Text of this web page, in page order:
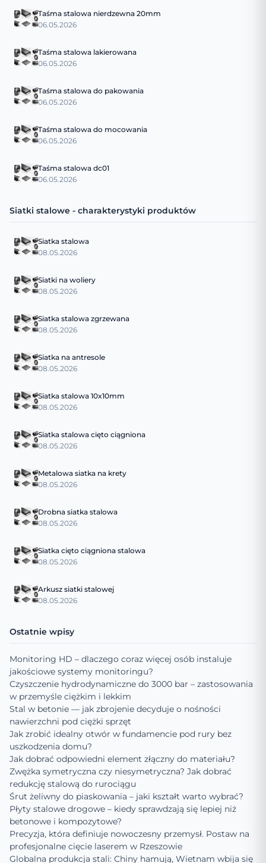
Taśma stalowa nierdzewna 20mm
06.05.2026
Taśma stalowa lakierowana
06.05.2026
Taśma stalowa do pakowania
06.05.2026
Taśma stalowa do mocowania
06.05.2026
Taśma stalowa dc01
06.05.2026
Siatki stalowe - charakterystyki produktów
Siatka stalowa
08.05.2026
Siatki na woliery
08.05.2026
Siatka stalowa zgrzewana
08.05.2026
Siatka na antresole
08.05.2026
Siatka stalowa 10x10mm
08.05.2026
Siatka stalowa cięto ciągniona
08.05.2026
Metalowa siatka na krety
08.05.2026
Drobna siatka stalowa
08.05.2026
Siatka cięto ciągniona stalowa
08.05.2026
Arkusz siatki stalowej
08.05.2026
Ostatnie wpisy
Monitoring HD – dlaczego coraz więcej osób instaluje
jakościowe systemy monitoringu?
Czyszczenie hydrodynamiczne do 3000 bar – zastosowania
w przemyśle ciężkim i lekkim
Stal w betonie — jak zbrojenie decyduje o nośności
nawierzchni pod ciężki sprzęt
Jak zrobić idealny otwór w fundamencie pod rury bez
uszkodzenia domu?
Jak dobrać odpowiedni element złączny do materiału?
Zwężka symetryczna czy niesymetryczna? Jak dobrać
redukcję stalową do rurociągu
Śrut żeliwny do piaskowania – jaki kształt warto wybrać?
Płyty stalowe drogowe – kiedy sprawdzają się lepiej niż
betonowe i kompozytowe?
Precyzja, która definiuje nowoczesny przemysł. Postaw na
profesjonalne cięcie laserem w Rzeszowie
Globalna produkcja stali: Chiny hamują, Wietnam wbija się